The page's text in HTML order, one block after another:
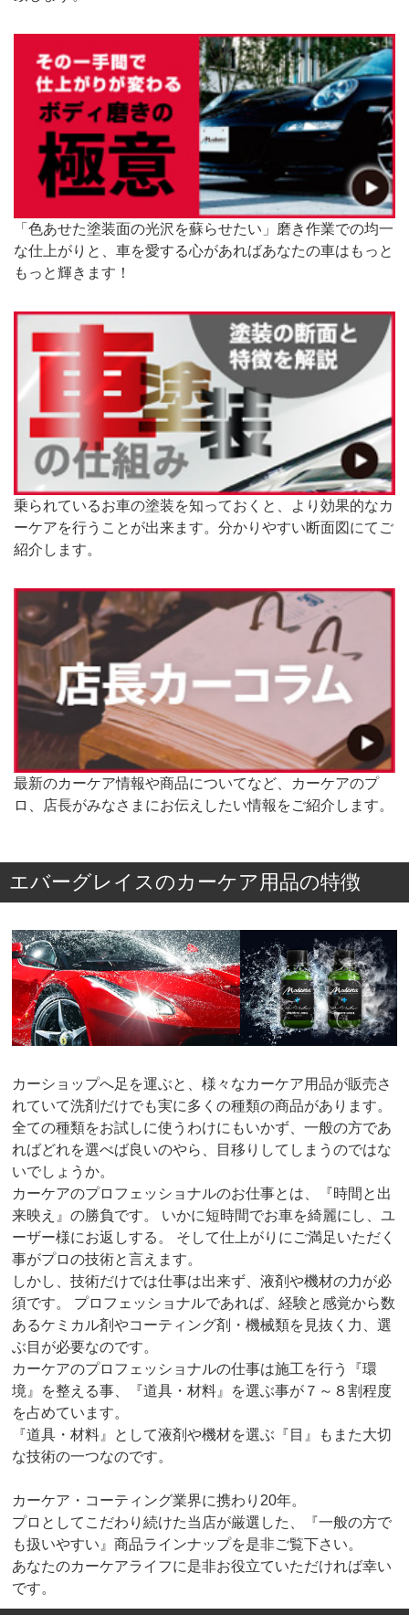
「色あせた塗装面の光沢を蘇らせたい」磨き作業での均一
な仕上がりと、車を愛する心があればあなたの車はもっと
もっと輝きます！
乗られているお車の塗装を知っておくと、より効果的なカ
ーケアを行うことが出来ます。分かりやすい断面図にてご
紹介します。
最新のカーケア情報や商品についてなど、カーケアのプ
ロ、店長がみなさまにお伝えしたい情報をご紹介します。
エバーグレイスのカーケア用品の特徴
カーショップへ足を運ぶと、様々なカーケア用品が販売さ
れていて洗剤だけでも実に多くの種類の商品があります。
全ての種類をお試しに使うわけにもいかず、一般の方であ
ればどれを選べば良いのやら、目移りしてしまうのではな
いでしょうか。
カーケアのプロフェッショナルのお仕事とは、『時間と出
来映え』の勝負です。 いかに短時間でお車を綺麗にし、ユ
ーザー様にお返しする。 そして仕上がりにご満足いただく
事がプロの技術と言えます。
しかし、技術だけでは仕事は出来ず、液剤や機材の力が必
須です。 プロフェッショナルであれば、経験と感覚から数
あるケミカル剤やコーティング剤・機械類を見抜く力、選
ぶ目が必要なのです。
カーケアのプロフェッショナルの仕事は施工を行う『環
境』を整える事、『道具・材料』を選ぶ事が７～８割程度
を占めています。
『道具・材料』として液剤や機材を選ぶ『目』もまた大切
な技術の一つなのです。
カーケア・コーティング業界に携わり20年。
プロとしてこだわり続けた当店が厳選した、『一般の方で
も扱いやすい』商品ラインナップを是非ご覧下さい。
あなたのカーケアライフに是非お役立ていただければ幸い
です。